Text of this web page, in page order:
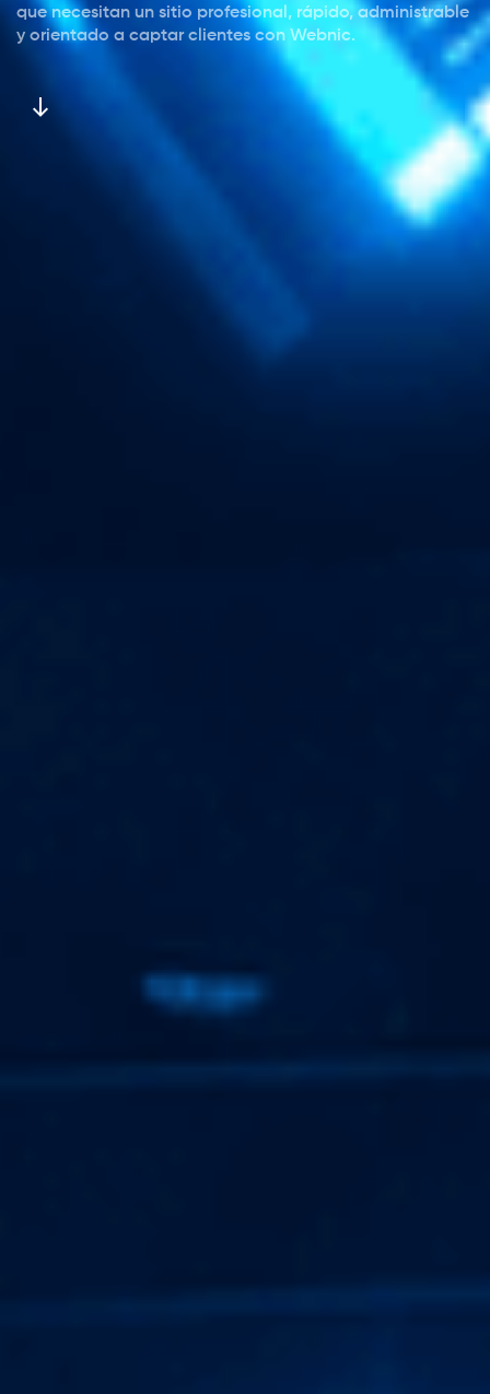
que necesitan un sitio profesional, rápido, administrable
y orientado a captar clientes con Webnic.